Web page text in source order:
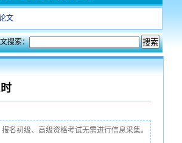
文
搜索：
名初级、高级资格考试无需进行信息采集。